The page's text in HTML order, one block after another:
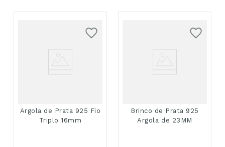
Argola de Prata 925 Fio
Triplo 16mm
Brinco de Prata 925
Argola de 23MM